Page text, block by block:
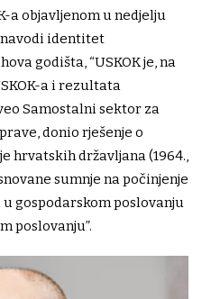
a objavljenom u nedjelju
navodi identitet
godišta, “USKOK je, na
a i rezultata
Samostalni sektor za
donio rješenje o
hrvatskih državljana (1964.,
sumnje na počinjenje
gospodarskom poslovanju
poslovanju”.